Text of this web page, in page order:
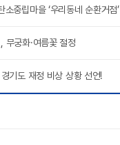
중립마을 ‘우리동네 순환거점’
무궁화·여름꽃 절정
기도 재정 비상 상황 선언!